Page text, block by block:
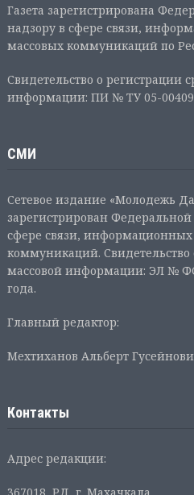
Газета зарегистрирована
надзору в сфере связи,
массовых коммуникаций по
Свидетельство о регистрации
информации: ПИ № ТУ 05-00409
СМИ
Сетевое издание «Молодежь
зарегистрирован
сфере связи,
коммуникаций. Свидетельство
массовой информации: ЭЛ №
года.
Главный редактор:
Мехтиханов Альберт
Контакты
Адрес редакции: